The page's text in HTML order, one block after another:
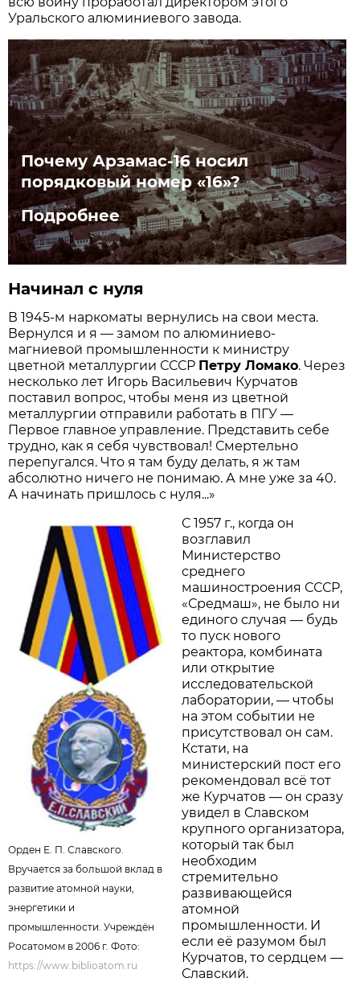
Уральского алюминиевого завода.
Почему Арзамас-16 носил
порядковый номер «16»?
Подробнее
Начинал с нуля
В 1945-м наркоматы вернулись на свои места.
Вернулся и я — замом по алюминиево-
магниевой промышленности к министру
цветной металлургии СССР Петру Ломако. Через
несколько лет Игорь Васильевич Курчатов
поставил вопрос, чтобы меня из цветной
металлургии отправили работать в ПГУ —
Первое главное управление. Представить себе
трудно, как я себя чувствовал! Смертельно
перепугался. Что я там буду делать, я ж там
абсолютно ничего не понимаю. А мне уже за 40.
А начинать пришлось с нуля...»
Орден Е. П. Славского.
Вручается за большой вклад в
развитие атомной науки,
энергетики и
промышленности. Учреждён
Росатомом в 2006 г. Фото:
https://www.biblioatom.ru
С 1957 г., когда он
возглавил
Министерство
среднего
машиностроения СССР,
«Средмаш», не было ни
единого случая — будь
то пуск нового
реактора, комбината
или открытие
исследовательской
лаборатории, — чтобы
на этом событии не
присутствовал он сам.
Кстати, на
министерский пост его
рекомендовал всё тот
же Курчатов — он сразу
увидел в Славском
крупного организатора,
который так был
необходим
стремительно
развивающейся
атомной
промышленности. И
если её разумом был
Курчатов, то сердцем —
Славский.